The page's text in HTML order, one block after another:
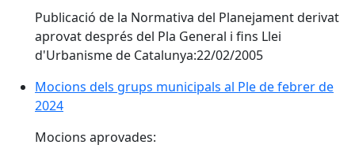
Publicació de la Normativa del Planejament derivat
aprovat després del Pla General i fins Llei
d'Urbanisme de Catalunya:22/02/2005
Mocions dels grups municipals al Ple de febrer de
2024
Mocions aprovades: